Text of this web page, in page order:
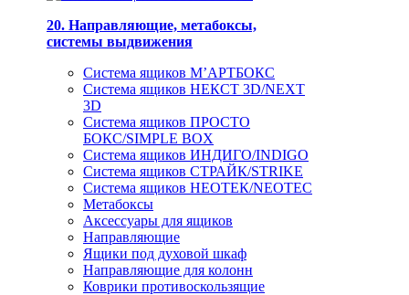
20. Направляющие, метабоксы,
системы выдвижения
Система ящиков М’АРТБОКС
Система ящиков НЕКСТ 3D/NEXT
3D
Система ящиков ПРОСТО
БОКС/SIMPLE BOX
Система ящиков ИНДИГО/INDIGO
Система ящиков СТРАЙК/STRIKE
Система ящиков НЕОТЕК/NEOTEC
Метабоксы
Аксессуары для ящиков
Направляющие
Ящики под духовой шкаф
Направляющие для колонн
Коврики противоскользящие